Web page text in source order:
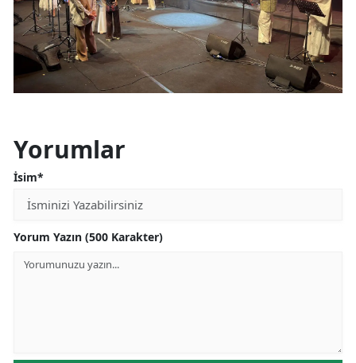
Yorumlar
İsim*
Yorum Yazın (500 Karakter)